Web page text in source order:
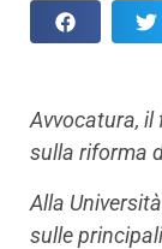
Avvocatura,
sulla riforma
Alla
sulle